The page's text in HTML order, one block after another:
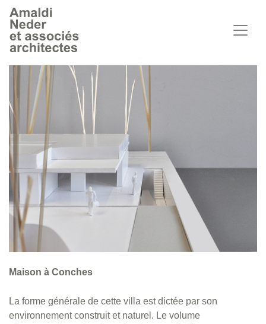
Maison à Conches
La forme générale de cette villa est dictée par son
environnement construit et naturel. Le volume